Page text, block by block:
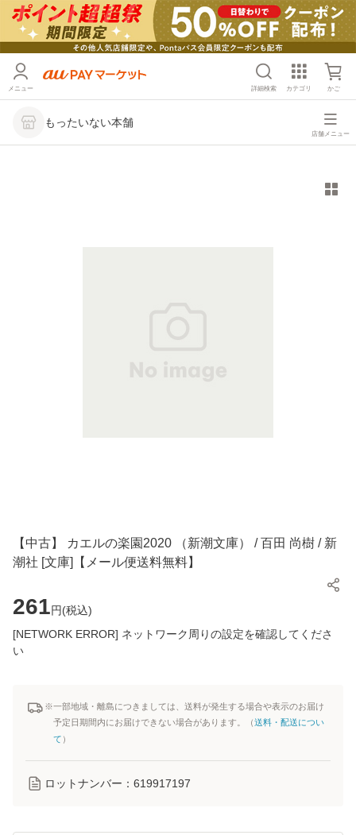
メニュー 詳細検索 カテゴリ かご
もったいない本舗
店舗メニュー
【中古】 カエルの楽園2020 （新潮文庫） / 百田 尚樹 / 新
潮社 [文庫]【メール便送料無料】
261円(税込)
[NETWORK ERROR] ネットワーク周りの設定を確認してくださ
い
※一部地域・離島につきましては、送料が発生する場合や表示のお届け
予定日期間内にお届けできない場合があります。（送料・配送につい
て ）
ロットナンバー： 619917197